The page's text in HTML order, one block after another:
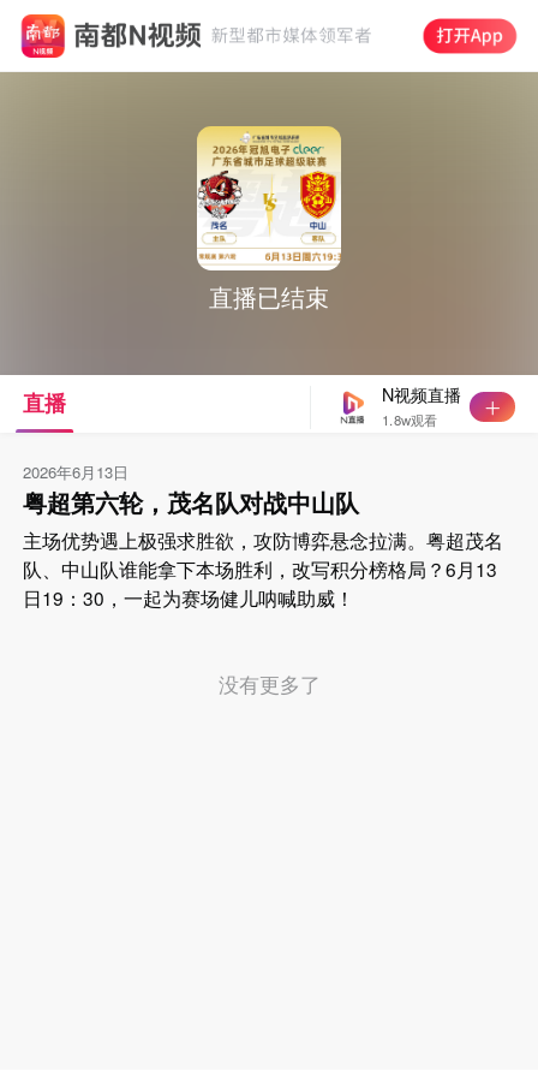
直播已结束
N视频直播
1.8w观看
直播
2026年6月13日
粤超第六轮，茂名队对战中山队
主场优势遇上极强求胜欲，攻防博弈悬念拉满。粤超茂名
队、中山队谁能拿下本场胜利，改写积分榜格局？6月13
日19：30，一起为赛场健儿呐喊助威！
没有更多了